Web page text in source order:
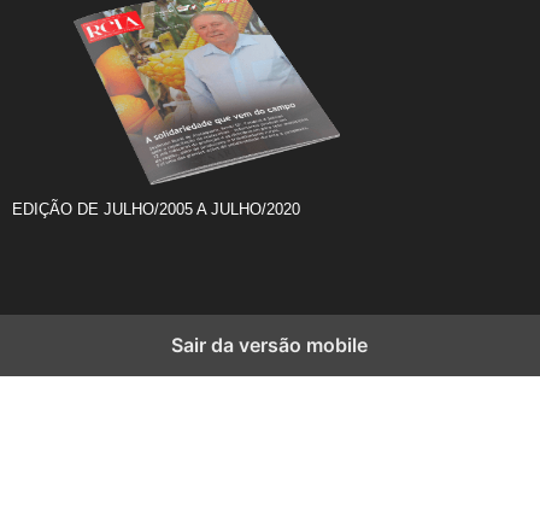
EDIÇÃO DE JULHO/2005 A JULHO/2020
Sair da versão mobile